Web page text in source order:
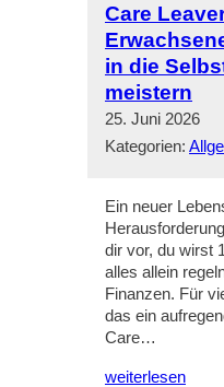
Care
in die
meistern
25. Juni 2026
Kategorien:
Ein neuer
dir vor, du wirst
alles allein
Finanzen. Für
das ein
Care…
weiterlesen